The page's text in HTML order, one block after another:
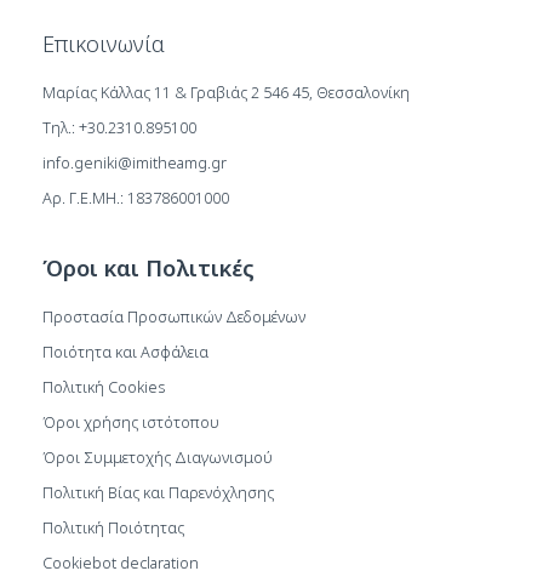
Επικοινωνία
Μαρίας Κάλλας 11 & Γραβιάς 2 546 45, Θεσσαλονίκη
Τηλ.: +30.2310.895100
info.geniki@imitheamg.gr
Αρ. Γ.Ε.ΜΗ.: 183786001000
Όροι και Πολιτικές
Προστασία Προσωπικών Δεδομένων
Ποιότητα και Ασφάλεια
Πολιτική Cookies
Όροι χρήσης ιστότοπου
Όροι Συμμετοχής Διαγωνισμού
Πολιτική Βίας και Παρενόχλησης
Πολιτική Ποιότητας
Cookiebot declaration